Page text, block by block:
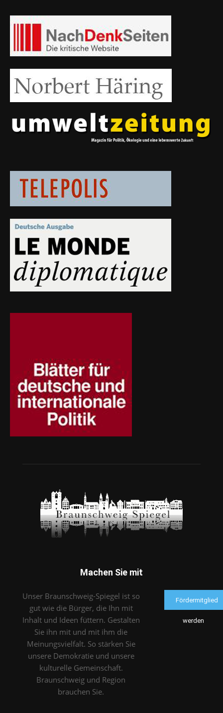
Machen Sie mit
Unser Braunschweig-Spiegel ist so
gut wie die Bürger, die Ihn mit
Inhalt und Ideen füttern. Gestalten
Sie ihn mit und mit ihm die
Meinungsvielfalt. So stärken Sie
unsere Demokratie und unsere
kulturelle Gemeinschaft.
Braunschweig und Region
brauchen Sie.
Fördermitglied
werden